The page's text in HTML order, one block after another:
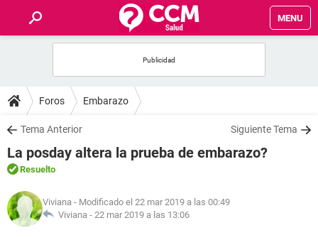
MENU
FOROS
SALUD
FAMILIA
NUTRICIÓN
Foros Embarazo
Tema Anterior Siguiente Tema
La posday altera la prueba de embarazo?
Resuelto
Viviana - Modificado el 22 mar 2019 a las 00:49
Viviana - 22 mar 2019 a las 13:06